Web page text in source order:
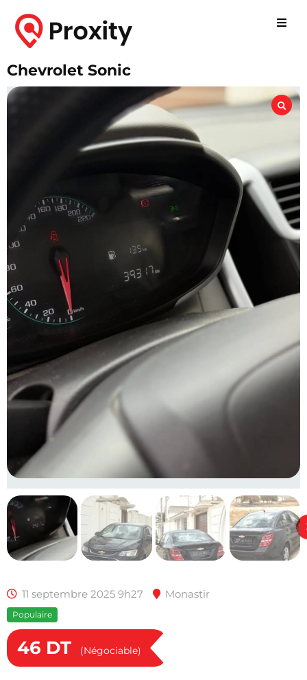
Chevrolet Sonic
11 septembre 2025 9h27 Monastir
Populaire
46 DT (Négociable)